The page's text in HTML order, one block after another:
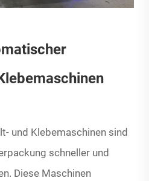
und Klebemaschinen sind
schneller und
Diese Maschinen